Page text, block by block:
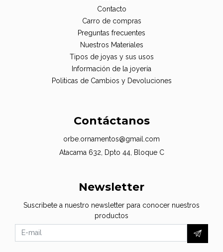
Contacto
Carro de compras
Preguntas frecuentes
Nuestros Materiales
Tipos de joyas y sus usos
Información de la joyería
Politicas de Cambios y Devoluciones
Contáctanos
orbe.ornamentos@gmail.com
Atacama 632, Dpto 44, Bloque C
Newsletter
Suscribete a nuestro newsletter para conocer nuestros
productos